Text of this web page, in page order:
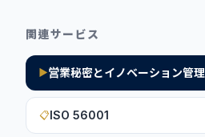
関連サービス
▶営業秘密とイノベーション管理
📋ISO 56001